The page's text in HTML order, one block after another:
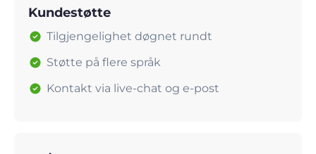
Kundestøtte
Tilgjengelighet døgnet rundt
Støtte på flere språk
Kontakt via live-chat og e-post